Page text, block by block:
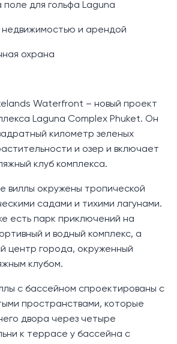
поле для гольфа Laguna
недвижимостью и арендой
охрана
Waterfront – новый проект
Laguna Complex Phuket. Он
километр зеленых
и озер и включает
клуб комплекса.
виллы окружены тропической
садами и тихими лагунами.
есть парк приключений на
и водный комплекс, а
центр города, окруженный
клубом.
с бассейном спроектированы с
пространствами, которые
двора через четыре
к террасе у бассейна с